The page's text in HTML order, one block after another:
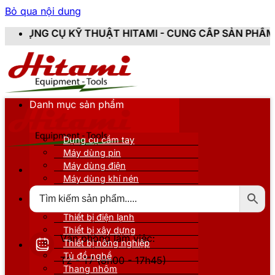
Bỏ qua nội dung
HITAMI - CUNG CẤP SẢN PHẨM CHÍNH HÃNG,
Văn phòng làm việc:
T2 - T7 (8h00 - 17h45)
Danh mục sản phẩm
Dụng cụ cầm tay
Máy dùng pin
Máy dùng điện
Máy dùng khí nén
Thiết bị nâng đỡ
Thiết bị điện lạnh
Thiết bị xây dựng
Thiết bị nông nghiệp
Tủ đồ nghề
Thang nhôm